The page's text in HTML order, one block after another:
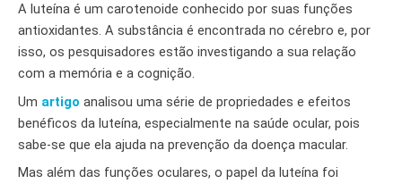
A luteína é um carotenoide conhecido por suas funções
antioxidantes. A substância é encontrada no cérebro e, por
isso, os pesquisadores estão investigando a sua relação
com a memória e a cognição.
Um artigo analisou uma série de propriedades e efeitos
benéficos da luteína, especialmente na saúde ocular, pois
sabe-se que ela ajuda na prevenção da doença macular.
Mas além das funções oculares, o papel da luteína foi